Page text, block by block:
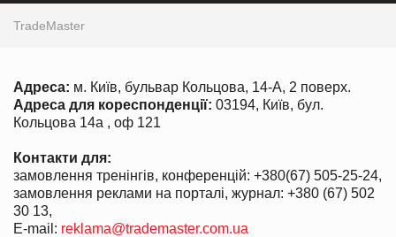
TradeMaster
Адреса: м. Київ, бульвар Кольцова, 14-А, 2 поверх.
Адреса для кореспонденції: 03194, Київ, бул.
Кольцова 14а , оф 121
Контакти для:
замовлення тренінгів, конференцій: +380(67) 505-25-24,
замовлення реклами на порталі, журнал: +380 (67) 502
30 13,
Е-mail: reklama@trademaster.com.ua